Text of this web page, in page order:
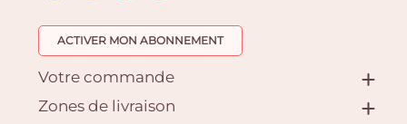
ACTIVER MON ABONNEMENT
Votre commande
Zones de livraison